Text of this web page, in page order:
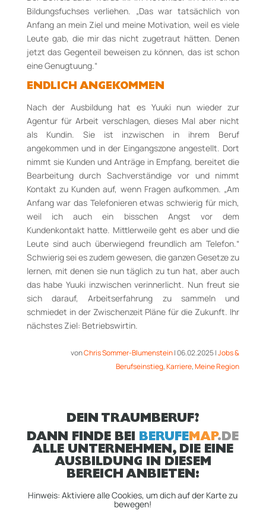
Bildungsfuchses verliehen. „Das war tatsächlich von
Anfang an mein Ziel und meine Motivation, weil es viele
Leute gab, die mir das nicht zugetraut hätten. Denen
jetzt das Gegenteil beweisen zu können, das ist schon
eine Genugtuung.“
ENDLICH ANGEKOMMEN
Nach der Ausbildunghat es Yuuki nun wieder zur
Agentur für Arbeit verschlagen, dieses Mal aber nicht
als Kundin. Sie ist inzwischen in ihrem Beruf
angekommen und in der Eingangszone angestellt. Dort
nimmt sie Kunden und Anträge in Empfang, bereitet die
Bearbeitung durch Sachverständige vor und nimmt
Kontakt zu Kunden auf, wenn Fragen aufkommen. „Am
Anfang war das Telefonieren etwas schwierig für mich,
weil ich auch ein bisschen Angst vor dem
Kundenkontakt hatte. Mittlerweile geht es aber und die
Leute sind auch überwiegend freundlich am Telefon.“
Schwierig sei es zudem gewesen, die ganzen Gesetze zu
lernen, mit denen sie nun täglich zu tun hat, aber auch
das habeYuuki inzwischen verinnerlicht. Nun freut sie
sich darauf,
Arbeitserfahrung zu sammeln und
schmiedet in der Zwischenzeit Pläne für die Zukunft. Ihr
nächstes Ziel: Betriebswirtin.
vonChris Sommer-Blumenstein|06.02.2025|Jobs &
Berufseinstieg,Karriere,Meine Region
DEIN TRAUMBERUF?
DANN FINDE BEI BERUFEMAP.DE
ALLE UNTERNEHMEN, DIE EINE
AUSBILDUNG IN DIESEM
BEREICH ANBIETEN:
Hinweis: Aktiviere alle Cookies, um dich auf der Karte zu
bewegen!